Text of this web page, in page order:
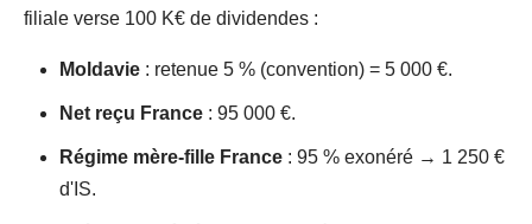
filiale verse 100 K€ de dividendes :
Moldavie : retenue 5 % (convention) = 5 000 €.
Net reçu France : 95 000 €.
Régime mère-fille France : 95 % exonéré → 1 250 €
d'IS.